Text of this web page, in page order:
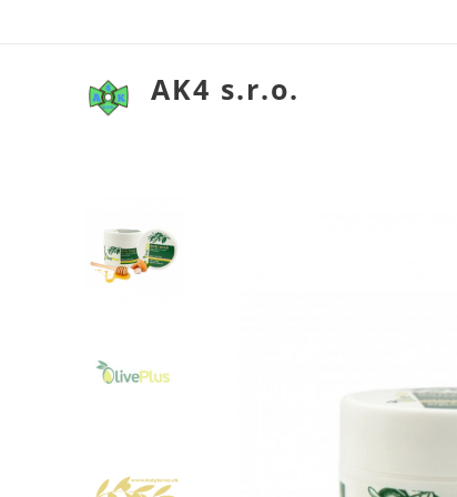
AK4 s.r.o.